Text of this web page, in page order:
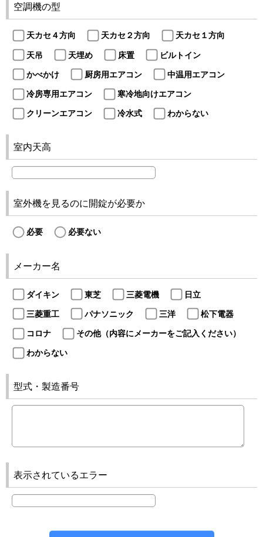
空調機の型
天カセ４方向 天カセ２方向
天カセ１方向
天吊
天埋め 床置
ビルトイン
かべかけ
厨房用エアコン
中温用エアコン
冷房専用エアコン
寒冷地向けエアコン
クリーンエアコン
冷水式 わからない
室内天高
室外機を見るのに開錠が必要か
必要 必要ない
メーカー名
ダイキン 東芝 三菱電機
日立
三菱重工
パナソニック 三洋
松下電器
コロナ
その他（内容にメーカーをご記入ください）
わからない
型式・製造番号
表示されているエラー